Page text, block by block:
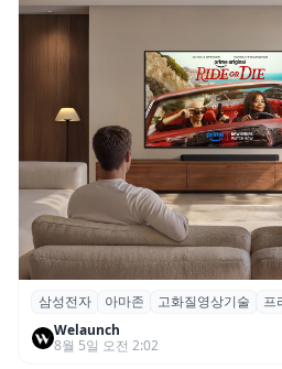
삼성전자·아마존, 프라임
어드밴스드’ 적용
삼성전자 아마존 고화질영상기술 프
Welaunch
8월 5일 오전 2:02